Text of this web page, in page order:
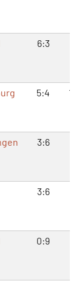
6:3
5:4
3:6
3:6
0:9